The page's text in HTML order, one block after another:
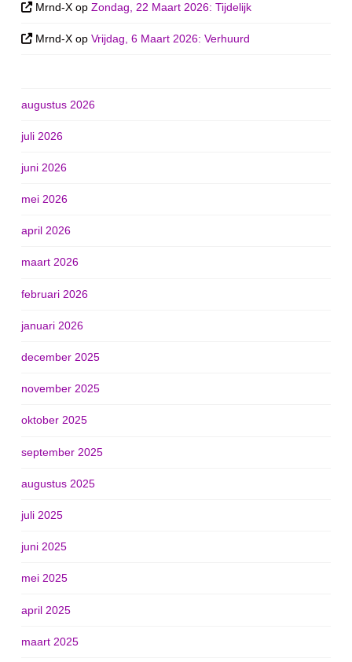
Mrnd-X opZondag, 22 Maart 2026: Tijdelijk
Mrnd-X opVrijdag, 6 Maart 2026: Verhuurd
augustus 2026
juli 2026
juni 2026
mei 2026
april 2026
maart 2026
februari 2026
januari 2026
december 2025
november 2025
oktober 2025
september 2025
augustus 2025
juli 2025
juni 2025
mei 2025
april 2025
maart 2025